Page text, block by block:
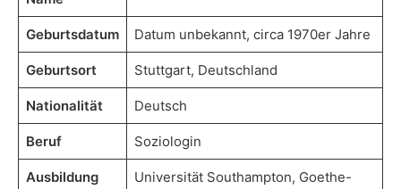
Geburtsdatum Datum unbekannt, circa 1970er Jahre
Geburtsort Stuttgart, Deutschland
Nationalität Deutsch
Beruf Soziologin
Ausbildung
Universität Southampton, Goethe-